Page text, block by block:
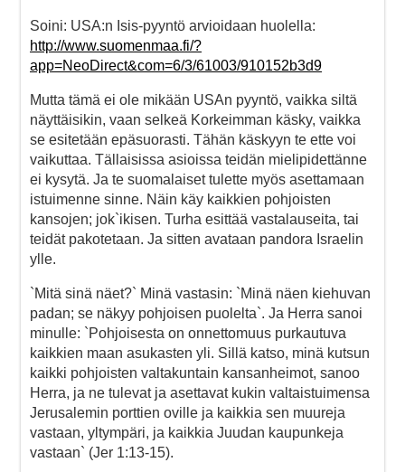
Soini: USA:n Isis-pyyntö arvioidaan huolella:
http://www.suomenmaa.fi/?
app=NeoDirect&com=6/3/61003/910152b3d9
Mutta tämä ei ole mikään USAn pyyntö, vaikka siltä
näyttäisikin, vaan selkeä Korkeimman käsky, vaikka
se esitetään epäsuorasti. Tähän käskyyn te ette voi
vaikuttaa. Tällaisissa asioissa teidän mielipidettänne
ei kysytä. Ja te suomalaiset tulette myös asettamaan
istuimenne sinne. Näin käy kaikkien pohjoisten
kansojen; jok`ikisen. Turha esittää vastalauseita, tai
teidät pakotetaan. Ja sitten avataan pandora Israelin
ylle.
`Mitä sinä näet?` Minä vastasin: `Minä näen kiehuvan
padan; se näkyy pohjoisen puolelta`. Ja Herra sanoi
minulle: `Pohjoisesta on onnettomuus purkautuva
kaikkien maan asukasten yli. Sillä katso, minä kutsun
kaikki pohjoisten valtakuntain kansanheimot, sanoo
Herra, ja ne tulevat ja asettavat kukin valtaistuimensa
Jerusalemin porttien oville ja kaikkia sen muureja
vastaan, yltympäri, ja kaikkia Juudan kaupunkeja
vastaan` (Jer 1:13-15).